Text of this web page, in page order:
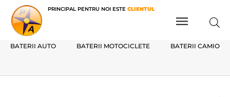
PRINCIPAL PENTRU NOI ESTE CLIENTUL
BATERII AUTO BATERII MOTOCICLETE BATERII